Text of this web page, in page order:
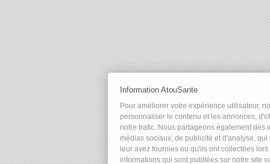
Information AtouSante
Pour améliorer votre expérience utilisateur,
personnaliser le contenu et les annonces,
notre trafic. Nous partageons également
médias sociaux, de publicité et d'analyse,
leur avez fournies ou qu'ils ont collectées
informations qui sont publiées sur notre site